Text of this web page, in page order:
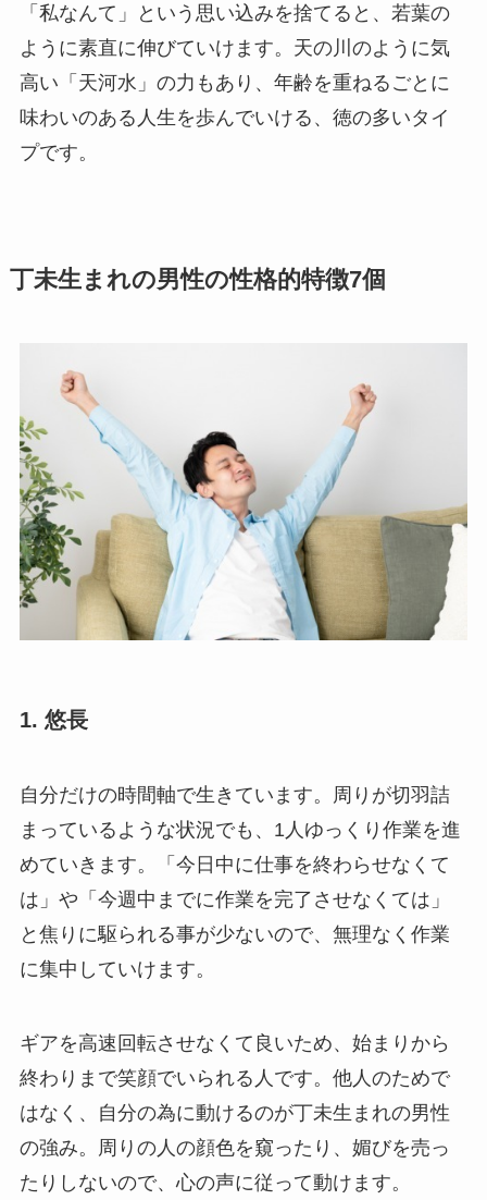
「私なんて」という思い込みを捨てると、若葉の
ように素直に伸びていけます。天の川のように気
高い「天河水」の力もあり、年齢を重ねるごとに
味わいのある人生を歩んでいける、徳の多いタイ
プです。
丁未生まれの男性の性格的特徴7個
1. 悠長
自分だけの時間軸で生きています。周りが切羽詰
まっているような状況でも、1人ゆっくり作業を進
めていきます。「今日中に仕事を終わらせなくて
は」や「今週中までに作業を完了させなくては」
と焦りに駆られる事が少ないので、無理なく作業
に集中していけます。
ギアを高速回転させなくて良いため、始まりから
終わりまで笑顔でいられる人です。他人のためで
はなく、自分の為に動けるのが丁未生まれの男性
の強み。周りの人の顔色を窺ったり、媚びを売っ
たりしないので、心の声に従って動けます。